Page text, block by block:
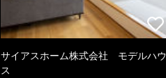
サイアスホーム株式会社 モデルハウ
ス